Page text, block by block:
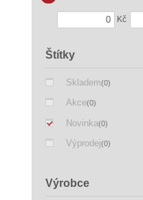
Kč
Štítky
Skladem(0)
Akce(0)
Novinka(0)
Výprodej(0)
Výrobce